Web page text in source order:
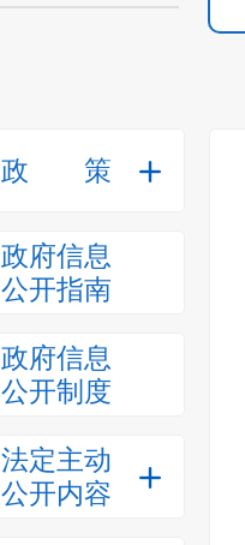
政策
政府信息
公开指南
政府信息
公开制度
法定主动
公开内容